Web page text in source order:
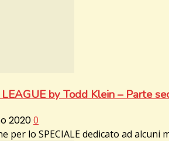
LEAGUE by Todd Klein – Parte
20200
per lo SPECIALE dedicato ad